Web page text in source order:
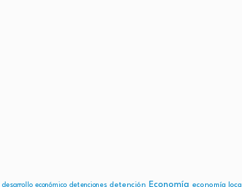
desarrollo económico detenciones detención Economía economía local